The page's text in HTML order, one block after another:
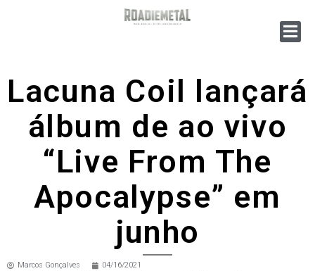
Lacuna Coil lançará
álbum de ao vivo
“Live From The
Apocalypse” em
junho
Marcos Gonçalves 04/16/2021